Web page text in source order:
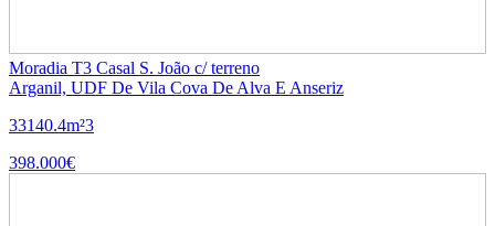
Moradia T3 Casal S. João c/ terreno
Arganil, UDF De Vila Cova De Alva E Anseriz
33140.4m²3
398.000€